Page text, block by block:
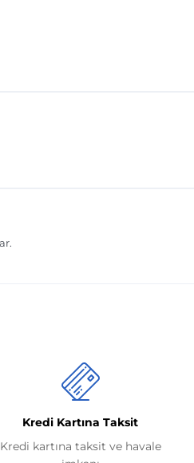
Kredi Kartına Taksit
Kredi kartına taksit ve havale